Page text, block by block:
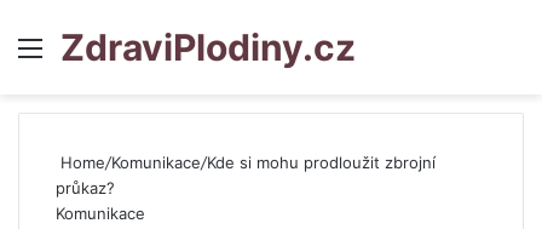
Menu
ZdraviPlodiny.cz
Home/Komunikace/Kde si mohu prodloužit zbrojní
průkaz?
Komunikace